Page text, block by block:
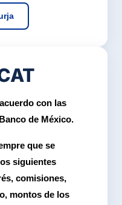
con las
de México.
que se
siguientes
comisiones,
montos de los